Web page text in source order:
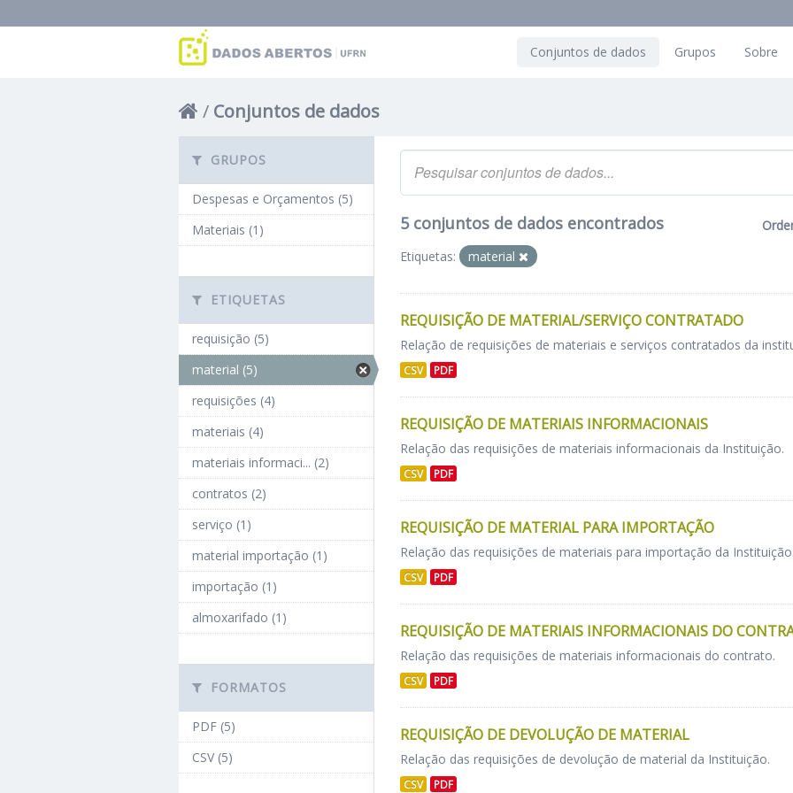
Conjuntos de dados Grupos Sobre
Conjuntos de dados
5 conjuntos de dados encontrados
Etiquetas: material
REQUISIÇÃO DE MATERIAL/SERVIÇO CONTRATADO
Relação de requisições de materiais e serviços contratados da
CSV PDF
REQUISIÇÃO DE MATERIAIS INFORMACIONAIS
Relação das requisições de materiais informacionais da Instituição.
CSV PDF
REQUISIÇÃO DE MATERIAL PARA IMPORTAÇÃO
Relação das requisições de materiais para importação da Instituição.
CSV PDF
REQUISIÇÃO DE MATERIAIS INFORMACIONAIS DO
Relação das requisições de materiais informacionais do contrato.
CSV PDF
REQUISIÇÃO DE DEVOLUÇÃO DE MATERIAL
Relação das requisições de devolução de material da Instituição.
CSV PDF
GRUPOS
Despesas e Orçamentos (5)
Materiais (1)
ETIQUETAS
requisição (5)
material (5)
requisições (4)
materiais (4)
materiais informaci... (2)
contratos (2)
serviço (1)
material importação (1)
importação (1)
almoxarifado (1)
FORMATOS
PDF (5)
CSV (5)